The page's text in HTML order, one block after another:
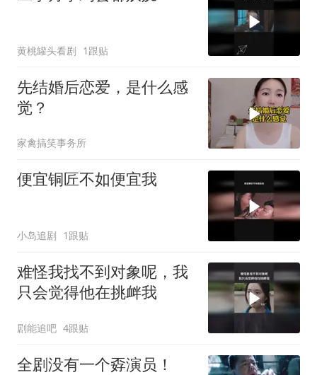
黄桃罐头看剧 1跟贴
先结婚后恋爱，是什么感
觉？
家禽搞笑事务所
便宜铜匠不如便宜我
小岛追剧 1跟贴
难怪我找不到对象呢，我
只会觉得他在挑衅我
剧能追吧 4跟贴
全剧没有一个孬演员！